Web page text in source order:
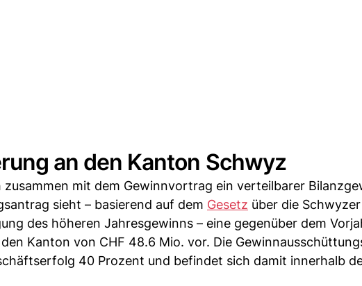
an den Kanton Schwyz
zusammen mit dem Gewinnvortrag ein verteilbarer
sieht – basierend auf dem Gesetz über die Schwyzer
des höheren Jahresgewinns – eine gegenüber dem
Kanton von CHF 48.6 Mio. vor. Die
40 Prozent und befindet sich damit innerhalb